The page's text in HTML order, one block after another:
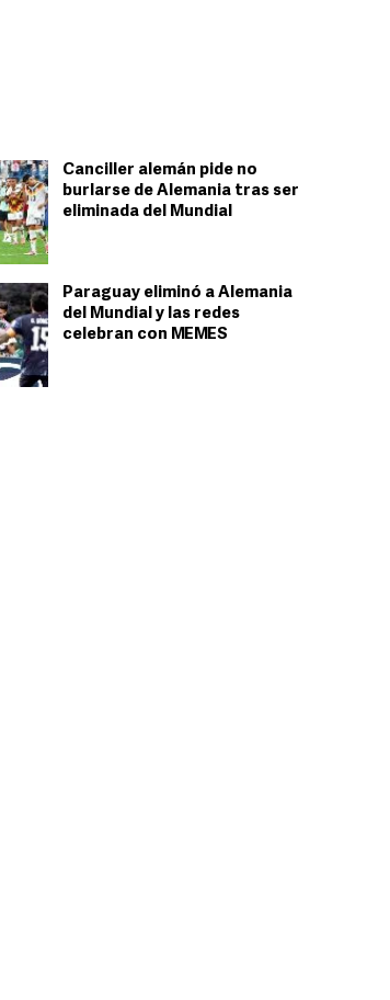
Canciller alemán pide no
burlarse de Alemania tras ser
eliminada del Mundial
Paraguay eliminó a Alemania
del Mundial y las redes
celebran con MEMES